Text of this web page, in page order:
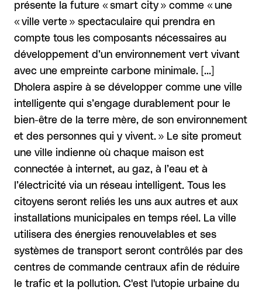
présente la future « smart city » comme « une
« ville verte » spectaculaire qui prendra en
compte tous les composants nécessaires au
développement d’un environnement vert vivant
avec une empreinte carbone minimale. […]
Dholera aspire à se développer comme une ville
intelligente qui s’engage durablement pour le
bien-être de la terre mère, de son environnement
et des personnes qui y vivent. » Le site promeut
une ville indienne où chaque maison est
connectée à internet, au gaz, à l’eau et à
l’électricité via un réseau intelligent. Tous les
citoyens seront reliés les uns aux autres et aux
installations municipales en temps réel. La ville
utilisera des énergies renouvelables et ses
systèmes de transport seront contrôlés par des
centres de commande centraux afin de réduire
le trafic et la pollution. C'est l'utopie urbaine du